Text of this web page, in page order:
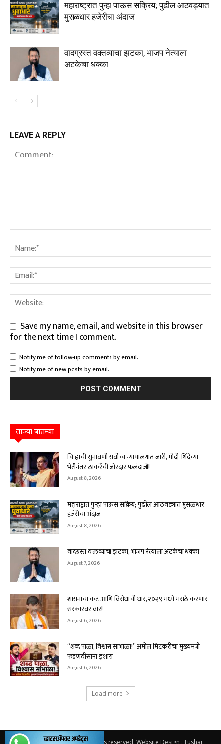
महाराष्ट्रात पुन्हा पाऊस सक्रिय; पुढील आठवड्यात
मुसळधार हजेरीचा अंदाज
वादग्रस्त वक्तव्याचा झटका, भाजप नेत्याला
अटकेचा धक्का
LEAVE A REPLY
Save my name, email, and website in this browser
for the next time I comment.
Notify me of follow-up comments by email.
Notify me of new posts by email.
ताज्या बातम्या
चिन्हाची सुनावणी सर्वोच्च न्यायालयात जारी, मोदी-शिंदेंच्या
भेटीनंतर ठाकरेंची जोरदार फलंदाजी!
August 8, 2026
महाराष्ट्रात पुन्हा पाऊस सक्रिय; पुढील आठवड्यात मुसळधार
हजेरीचा अंदाज
August 8, 2026
वादग्रस्त वक्तव्याचा झटका, भाजप नेत्याला अटकेचा धक्का
August 7, 2026
शासनाचा कट आणि विरोधाची धार, २०२९ मध्ये मराठे करणार
सरकारवर वार!
August 6, 2026
“शब्द पाळा, विश्वास सांभाळा!” अमोल मिटकरींचा मुख्यमंत्री
फडणवीसांना इशारा
August 6, 2026
Load more
© 2026. Solapur Varta. All rights reserved. Website Design : Tushar